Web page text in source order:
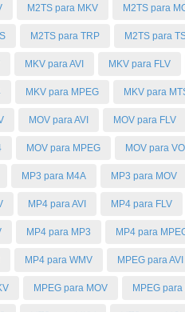
M2TS para MKV M2TS para
M2TS para TRP M2TS para
MKV para AVI MKV para FLV
MKV para MPEG MKV para
MOV para AVI MOV para FLV
MOV para MPEG MOV para
MP3 para M4A MP3 para MOV
MP4 para AVI MP4 para FLV
MP4 para MP3 MP4 para
MP4 para WMV MPEG para AVI
MPEG para MOV MPEG